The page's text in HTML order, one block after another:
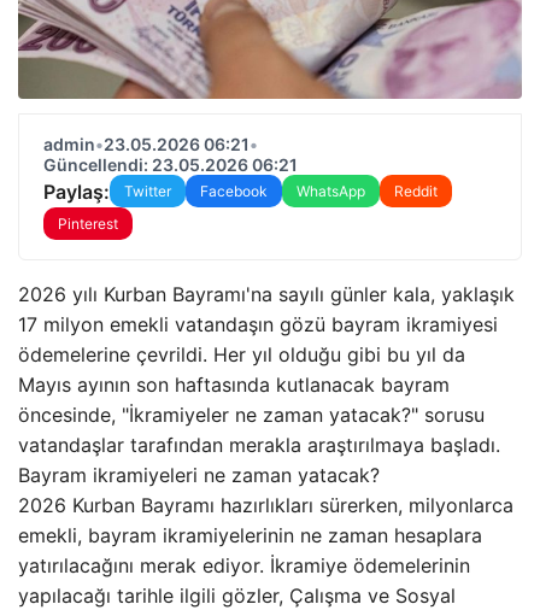
admin•23.05.2026 06:21•
Güncellendi: 23.05.2026 06:21
Paylaş: Twitter Facebook WhatsApp
Reddit
Pinterest
2026 yılı Kurban Bayramı'na sayılı günler kala, yaklaşık
17 milyon emekli vatandaşın gözü bayram ikramiyesi
ödemelerine çevrildi. Her yıl olduğu gibi bu yıl da
Mayıs ayının son haftasında kutlanacak bayram
öncesinde, "İkramiyeler ne zaman yatacak?" sorusu
vatandaşlar tarafından merakla araştırılmaya başladı.
Bayram ikramiyeleri ne zaman yatacak?
2026 Kurban Bayramı hazırlıkları sürerken, milyonlarca
emekli, bayram ikramiyelerinin ne zaman hesaplara
yatırılacağını merak ediyor. İkramiye ödemelerinin
yapılacağı tarihle ilgili gözler, Çalışma ve Sosyal